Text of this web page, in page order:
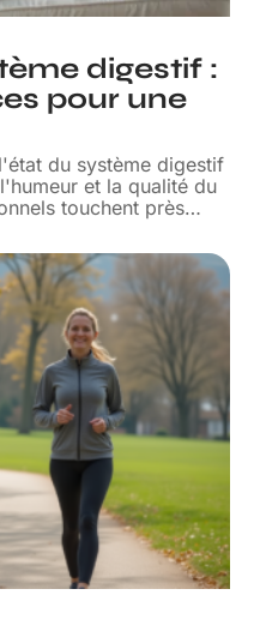
digestif :
pour une
du système digestif
et la qualité du
touchent près…